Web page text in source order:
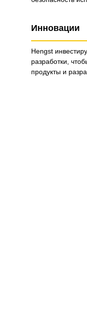
Инновации
Hengst
разработки,
продукты и